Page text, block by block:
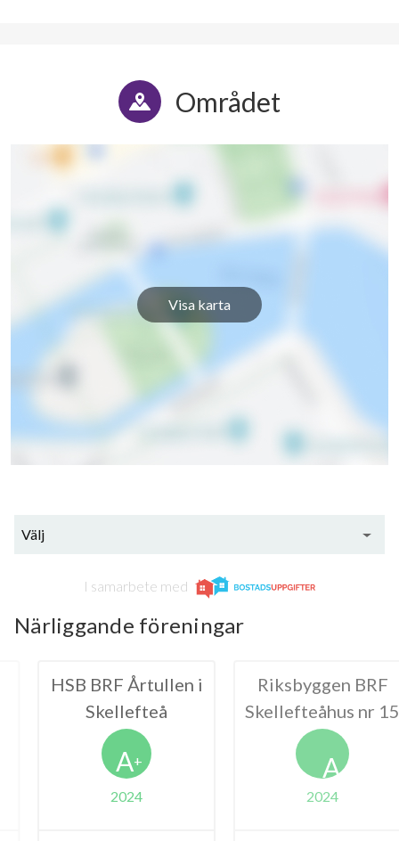
Området
Visa karta
Välj
I samarbete med
Närliggande föreningar
Årtullen i
Riksbyggen BRF
Skellefteåhus nr 15
BRF